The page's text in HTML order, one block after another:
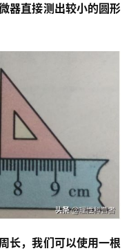
器直接测出较小的圆形
长，我们可以使用一根